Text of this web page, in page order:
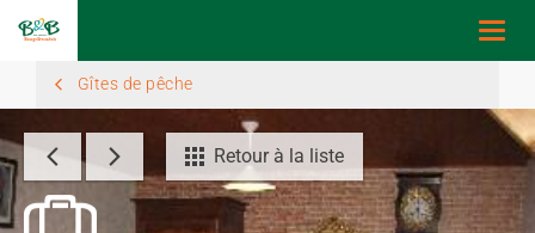
Gîtes de pêche
Retour à la liste